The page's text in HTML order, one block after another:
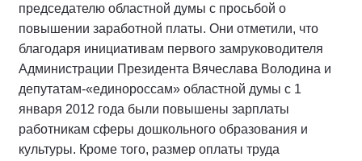
председателю областной думы с просьбой о
повышении заработной платы. Они отметили, что
благодаря инициативам первого замруководителя
Администрации Президента Вячеслава Володина и
депутатам-«единороссам» областной думы с 1
января 2012 года были повышены зарплаты
работникам сферы дошкольного образования и
культуры. Кроме того, размер оплаты труда